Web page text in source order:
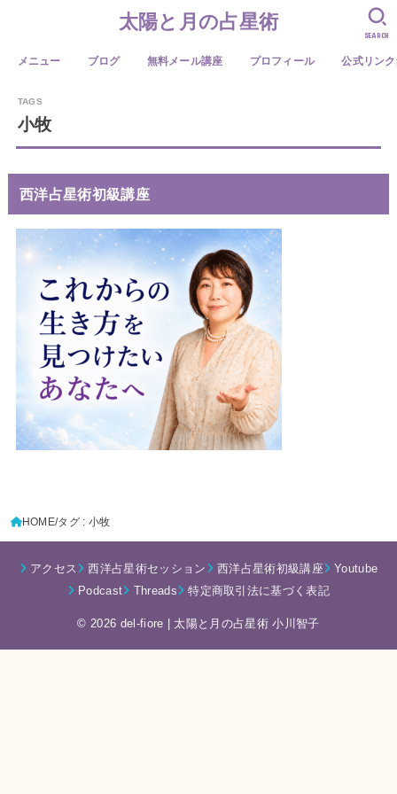
太陽と月の占星術
メニュー ブログ 無料メール講座 プロフィール 公式リン
SEARCH
小牧
西洋占星術初級講座
HOME タグ : 小牧
アクセス 西洋占星術セッション 西洋占星術初級講座
Youtube
Podcast
Threads 特定商取引法に基づく表記
© 2026 del-fiore | 太陽と月の占星術 小川智子